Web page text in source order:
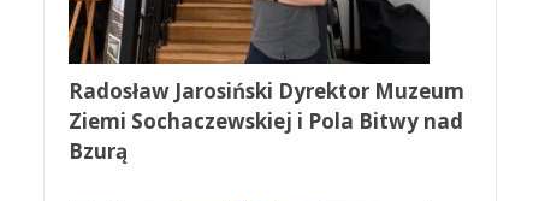
Radosław Jarosiński Dyrektor Muzeum
Ziemi Sochaczewskiej i Pola Bitwy nad
Bzurą